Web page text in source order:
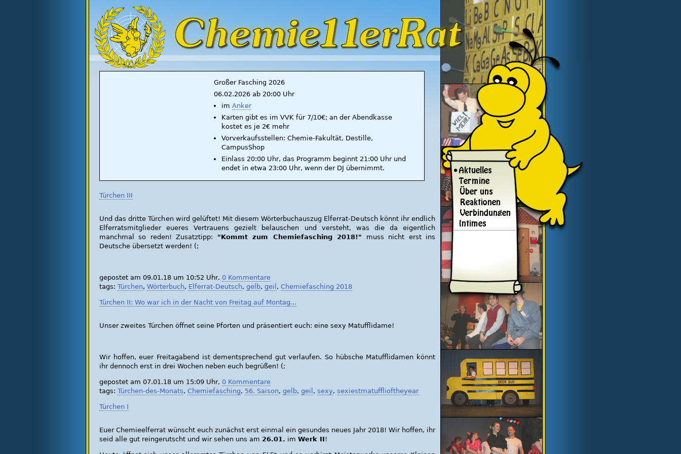
Großer Fasching 2026
06.02.2026 ab 20:00 Uhr
im Anker
Karten gibt es im VVK für 7/10€; an der Abendkasse
kostet es je 2€ mehr
Vorverkaufsstellen: Chemie-Fakultät, Destille,
CampusShop
Einlass 20:00 Uhr, das Programm beginnt 21:00 Uhr und
endet in etwa 23:00 Uhr, wenn der DJ übernimmt.
Türchen III
Und das dritte Türchen wird gelüftet! Mit diesem Wörterbuchauszug Elferrat-Deutsch könnt ihr endlich
Elferratsmitglieder eueres Vertrauens gezielt belauschen und versteht, was die da eigentlich
manchmal so reden! Zusatztipp: "Kommt zum Chemiefasching 2018!" muss nicht erst ins
Deutsche übersetzt werden! (;
gepostet am 09.01.18 um 10:52 Uhr, 0 Kommentare
tags: Türchen, Wörterbuch, Elferrat-Deutsch, gelb, geil , Chemiefasching 2018
Türchen II: Wo war ich in der Nacht von Freitag auf Montag...
Unser zweites Türchen öffnet seine Pforten und präsentiert euch: eine sexy Matufflidame!
Wir hoffen, euer Freitagabend ist dementsprechend gut verlaufen. So hübsche Matufflidamen könnt
ihr dennoch erst in drei Wochen neben euch begrüßen! (;
gepostet am 07.01.18 um 15:09 Uhr, 0 Kommentare
tags: Türchen-des-Monats, Chemiefasching, 56. Saison, gelb, geil , sexy, sexiestmatufflioftheyear
Türchen I
Euer Chemieelferrat wünscht euch zunächst erst einmal ein gesundes neues Jahr 2018! Wir hoffen, ihr
seid alle gut reingerutscht und wir sehen uns am 26.01. im Werk II !